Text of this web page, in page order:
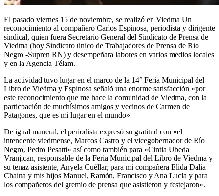
El pasado viernes 15 de noviembre, se realizó en Viedma Un
reconocimiento al compañero Carlos Espinosa, periodista y dirigente
sindical, quien fuera Secretario General del Sindicato de Prensa de
Viedma (hoy Sindicato ünico de Trabajadores de Prensa de Rio
Negro -Supren RN) y desempeñara labores en varios medios locales
y en la Agencia Télam.
La actividad tuvo lugar en el marco de la 14° Feria Municipal del
Libro de Viedma y Espinosa señaló una enorme satisfacción «por
este reconocimiento que me hace la comunidad de Viedma, con la
particpación de muchísimos amigos y vecinos de Carmen de
Patagones, que es mi lugar en el mundo».
De igual maneral, el periodista expresó su gratitud con «el
intendente viedmense, Marcos Castro y el vicegobernador de Río
Negro, Pedro Pesatti» así como también para «Cintia Ubeda
Vranjican, responsable de la Feria Municipal del Libro de Viedma y
su tenaz asistente, Anyela Cuéllar, para mi compañera Elida Dalia
Chaina y mis hijos Manuel, Ramón, Francisco y Ana Lucía y para
los compañeros del gremio de prensa que asistieron y festejaron».